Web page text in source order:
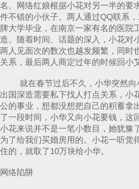
名。网络红娘根据小花对另一半的要
件不错的小伙子。两人通过QQ联系
牌大学毕业，在南京一家有名的医院
造。随着时间、话题的深入，小花对
两人见面次的数次也越发频繁，同时
关系，最后两人商定过年的时候回小
就在春节过后不久，小华突然向
出国深造需要私下找人打点关系，小
公的事业，想都没想把自己的积蓄拿
了一段时间，小华又向小花要钱，这
小花来说并不是一笔小数目，她犹豫
为了给我们买婚房用的。小花一听觉
住的，就取了10万块给小华。
网络陷阱